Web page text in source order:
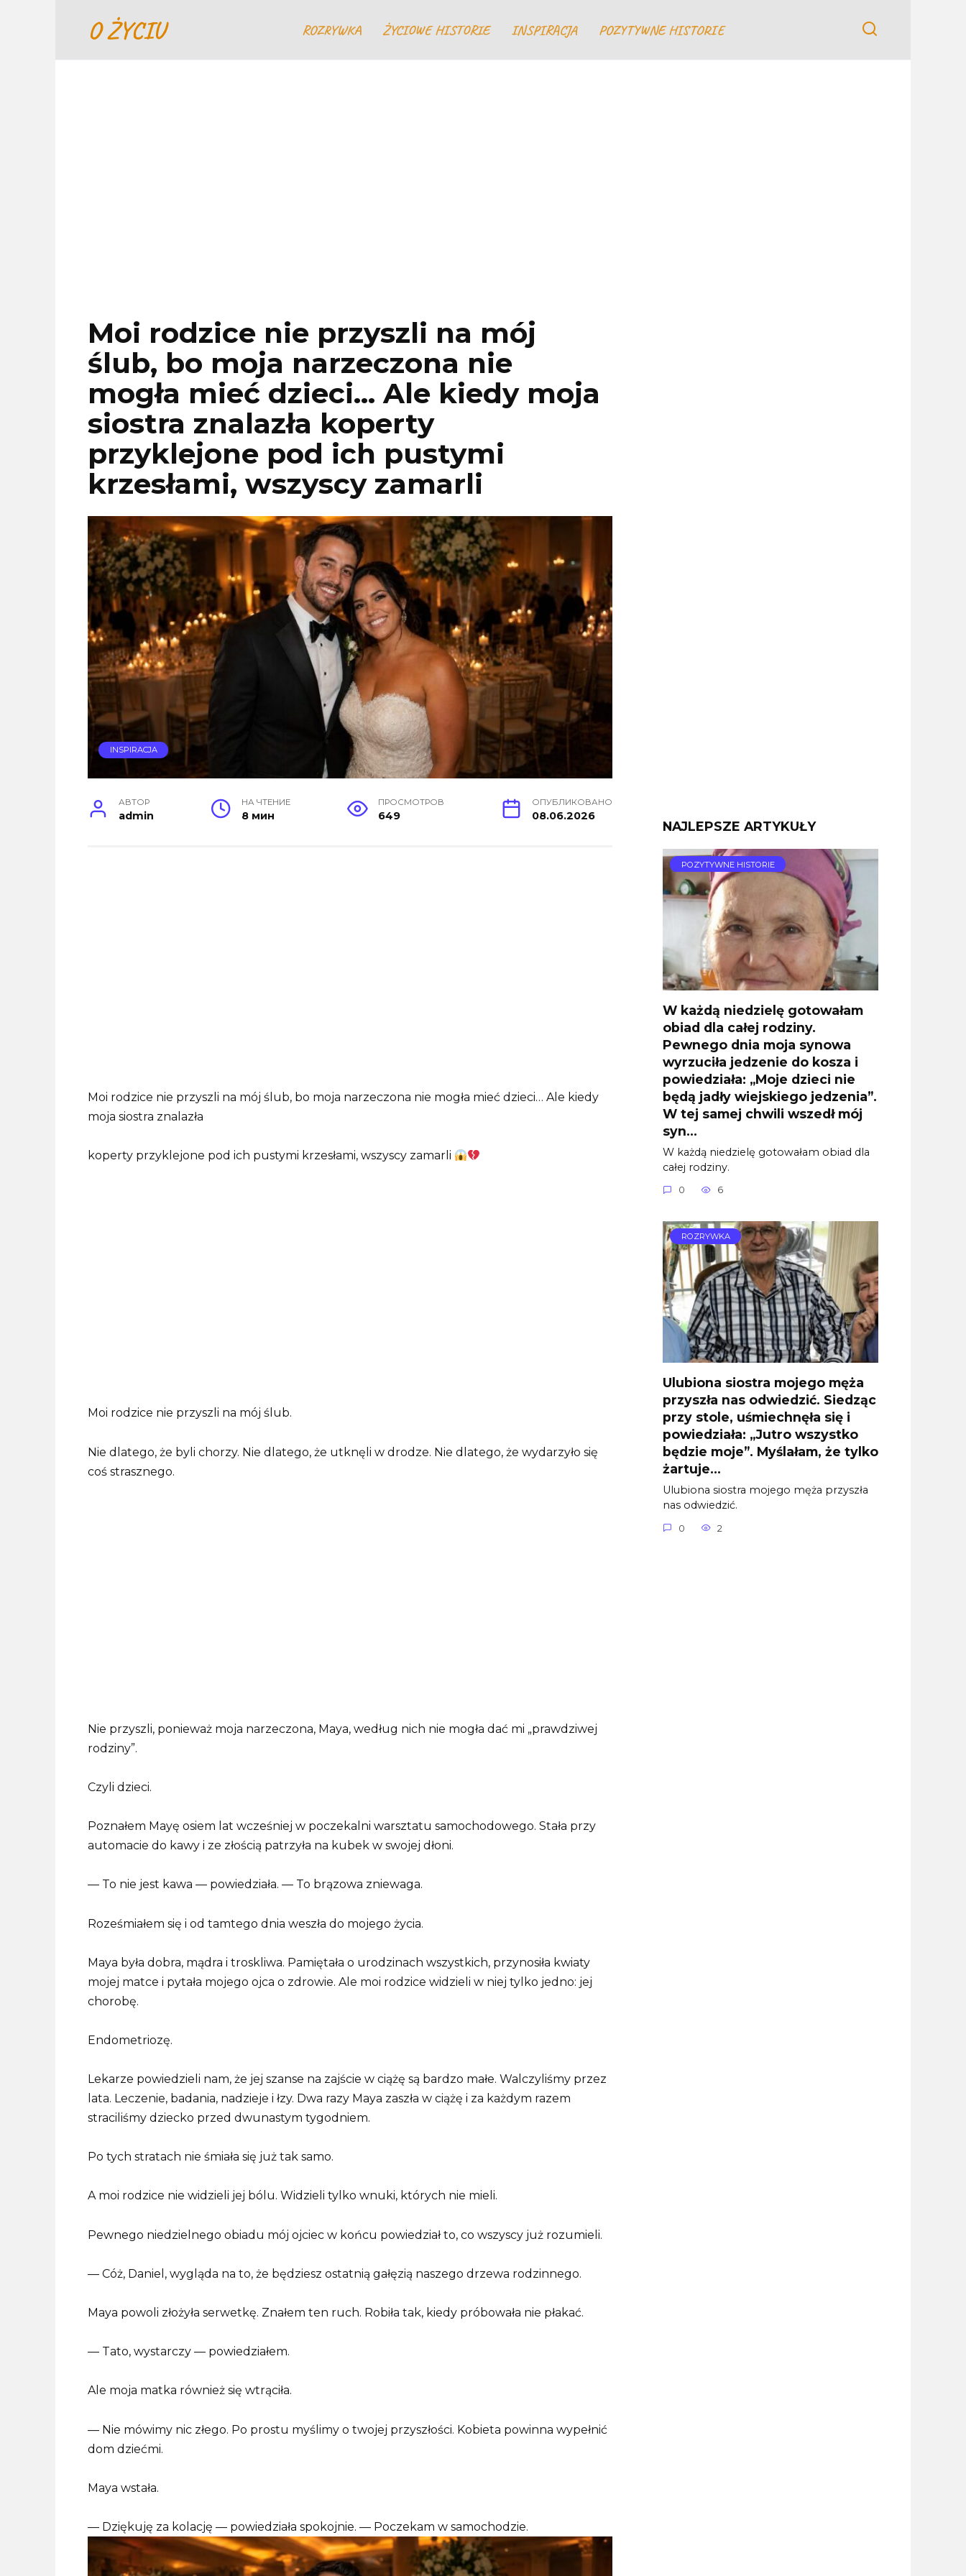
O ŻYCIU ROZRYWKA ŻYCIOWE HISTORIE INSPIRACJA POZYTYWNE HISTORIE
Moi rodzice nie przyszli na mój
ślub, bo moja narzeczona nie
mogła mieć dzieci… Ale kiedy moja
siostra znalazła koperty
przyklejone pod ich pustymi
krzesłami, wszyscy zamarli
INSPIRACJA
АВТОР
admin
НА ЧТЕНИЕ
8 мин
ПРОСМОТРОВ
649
ОПУБЛИКОВАНО
08.06.2026
Moi rodzice nie przyszli na mój ślub, bo moja narzeczona nie mogła mieć dzieci… Ale kiedy
moja siostra znalazła
koperty przyklejone pod ich pustymi krzesłami, wszyscy zamarli
Moi rodzice nie przyszli na mój ślub.
Nie dlatego, że byli chorzy. Nie dlatego, że utknęli w drodze. Nie dlatego, że wydarzyło się
coś strasznego.
Nie przyszli, ponieważ moja narzeczona, Maya, według nich nie mogła dać mi „prawdziwej
rodziny”.
Czyli dzieci.
Poznałem Mayę osiem lat wcześniej w poczekalni warsztatu samochodowego. Stała przy
automacie do kawy i ze złością patrzyła na kubek w swojej dłoni.
— To nie jest kawa — powiedziała. — To brązowa zniewaga.
Roześmiałem się i od tamtego dnia weszła do mojego życia.
Maya była dobra, mądra i troskliwa. Pamiętała o urodzinach wszystkich, przynosiła kwiaty
mojej matce i pytała mojego ojca o zdrowie. Ale moi rodzice widzieli w niej tylko jedno: jej
chorobę.
Endometriozę.
Lekarze powiedzieli nam, że jej szanse na zajście w ciążę są bardzo małe. Walczyliśmy przez
lata. Leczenie, badania, nadzieje i łzy. Dwa razy Maya zaszła w ciążę i za każdym razem
straciliśmy dziecko przed dwunastym tygodniem.
Po tych stratach nie śmiała się już tak samo.
A moi rodzice nie widzieli jej bólu. Widzieli tylko wnuki, których nie mieli.
Pewnego niedzielnego obiadu mój ojciec w końcu powiedział to, co wszyscy już rozumieli.
— Cóż, Daniel, wygląda na to, że będziesz ostatnią gałęzią naszego drzewa rodzinnego.
Maya powoli złożyła serwetkę. Znałem ten ruch. Robiła tak, kiedy próbowała nie płakać.
— Tato, wystarczy — powiedziałem.
Ale moja matka również się wtrąciła.
— Nie mówimy nic złego. Po prostu myślimy o twojej przyszłości. Kobieta powinna wypełnić
dom dziećmi.
Maya wstała.
— Dziękuję za kolację — powiedziała spokojnie. — Poczekam w samochodzie.
NAJLEPSZE ARTYKUŁY
POZYTYWNE HISTORIE
W każdą niedzielę gotowałam
obiad dla całej rodziny.
Pewnego dnia moja synowa
wyrzuciła jedzenie do kosza i
powiedziała: „Moje dzieci nie
będą jadły wiejskiego jedzenia”.
W tej samej chwili wszedł mój
syn…
W każdą niedzielę gotowałam obiad dla
całej rodziny.
0 6
ROZRYWKA
Ulubiona siostra mojego męża
przyszła nas odwiedzić. Siedząc
przy stole, uśmiechnęła się i
powiedziała: „Jutro wszystko
będzie moje”. Myślałam, że tylko
żartuje…
Ulubiona siostra mojego męża przyszła
nas odwiedzić.
0 2